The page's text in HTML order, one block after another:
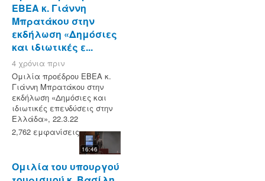
ΕΒΕΑ κ. Γιάννη
Μπρατάκου στην
εκδήλωση «Δημόσιες
και ιδιωτικές ε...
4 χρόνια πριν
Ομιλία προέδρου ΕΒΕΑ κ.
Γιάννη Μπρατάκου στην
εκδήλωση «Δημόσιες και
ιδιωτικές επενδύσεις στην
Ελλάδα», 22.3.22
2,762 εμφανίσεις
16:46
Ομιλία του υπουργού